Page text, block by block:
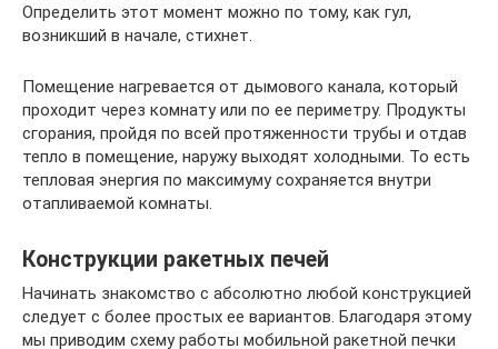
Определить этот момент можно по тому, как гул,
возникший в начале, стихнет.
Помещение нагревается от дымового канала, который
проходит через комнату или по ее периметру. Продукты
сгорания, пройдя по всей протяженности трубы и отдав
тепло в помещение, наружу выходят холодными. То есть
тепловая энергия по максимуму сохраняется внутри
отапливаемой комнаты.
Конструкции ракетных печей
Начинать знакомство с абсолютно любой конструкцией
следует с более простых ее вариантов. Благодаря этому
мы приводим схему работы мобильной ракетной печки